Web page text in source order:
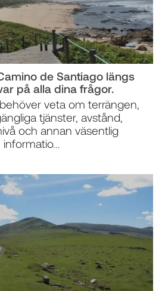
de Santiago längs
på alla dina frågor.
veta om terrängen,
tjänster, avstånd,
och annan väsentlig
informatio...